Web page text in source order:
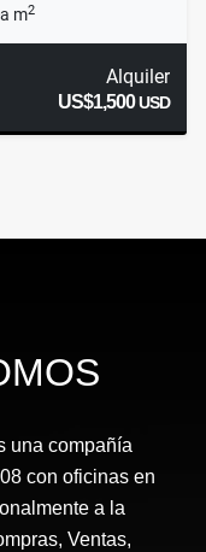
m2
Alquiler
US$1,500USD
una compañía
con oficinas en
a la
Ventas,